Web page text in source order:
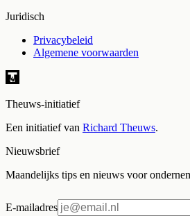
Juridisch
Privacybeleid
Algemene voorwaarden
Theuws-initiatief
Een initiatief van Richard Theuws.
Nieuwsbrief
Maandelijks tips en nieuws voor
E-mailadres